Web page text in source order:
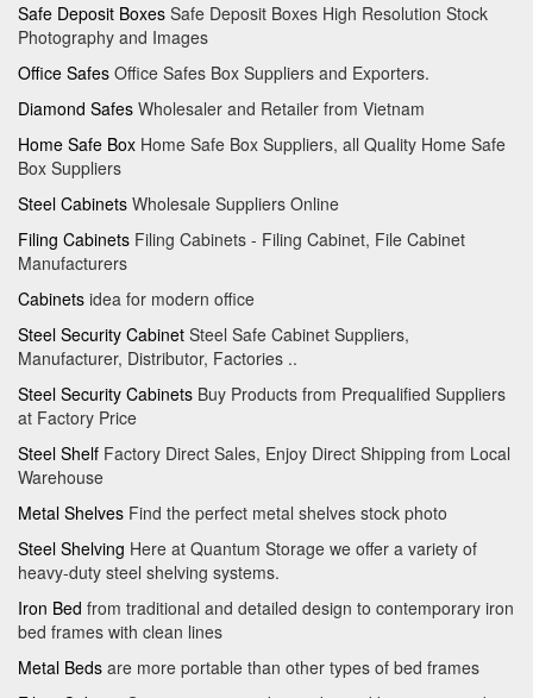
Safe Deposit Boxes Safe Deposit Boxes High Resolution Stock
Photography and Images
Office Safes Office Safes Box Suppliers and Exporters.
Diamond Safes Wholesaler and Retailer from Vietnam
Home Safe Box Home Safe Box Suppliers, all Quality Home Safe
Box Suppliers
Steel Cabinets Wholesale Suppliers Online
Filing Cabinets Filing Cabinets - Filing Cabinet, File Cabinet
Manufacturers
Cabinets idea for modern office
Steel Security Cabinet Steel Safe Cabinet Suppliers,
Manufacturer, Distributor, Factories ..
Steel Security Cabinets Buy Products from Prequalified Suppliers
at Factory Price
Steel Shelf Factory Direct Sales, Enjoy Direct Shipping from Local
Warehouse
Metal Shelves Find the perfect metal shelves stock photo
Steel Shelving Here at Quantum Storage we offer a variety of
heavy-duty steel shelving systems.
Iron Bed from traditional and detailed design to contemporary iron
bed frames with clean lines
Metal Beds are more portable than other types of bed frames